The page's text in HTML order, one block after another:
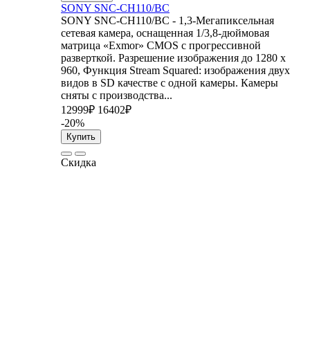
SONY SNC-CH110/BC
SONY SNC-CH110/BC - 1,3-Мегапиксельная
сетевая камера, оснащенная 1/3,8-дюймовая
матрица «Exmor» CMOS с прогрессивной
разверткой. Разрешение изображения до 1280 x
960, Функция Stream Squared: изображения двух
видов в SD качестве с одной камеры. Камеры
сняты с производства...
12999₽ 16402₽
-20%
Купить
Скидка